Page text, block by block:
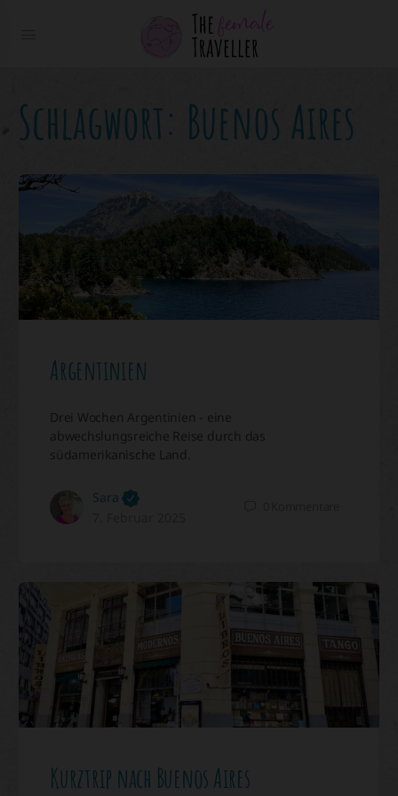
Schlagwort: Buenos Aires
Argentinien
Drei Wochen Argentinien - eine
abwechslungsreiche Reise durch das
südamerikanische Land.
Sara
Kurztrip nach Buenos Aires